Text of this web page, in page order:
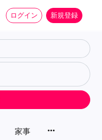
ログイン 新規登録
家事 more_horiz